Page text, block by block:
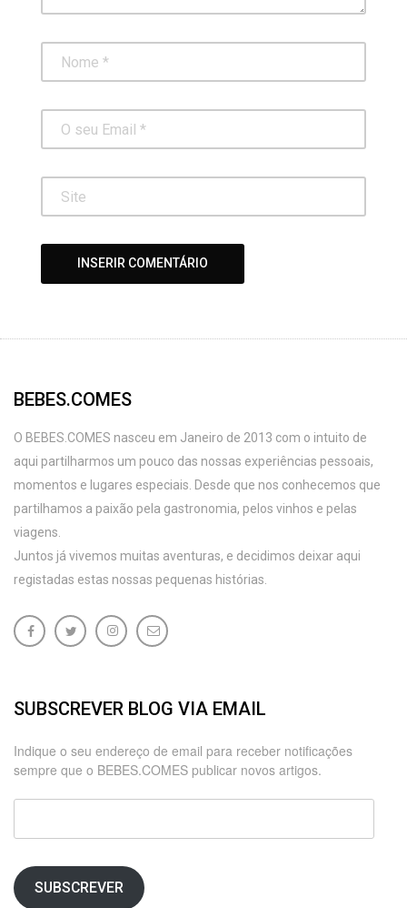
BEBES.COMES
O BEBES.COMES nasceu em Janeiro de 2013 com o intuito de
aqui partilharmos um pouco das nossas experiências pessoais,
momentos e lugares especiais. Desde que nos conhecemos que
partilhamos a paixão pela gastronomia, pelos vinhos e pelas
viagens.
Juntos já vivemos muitas aventuras, e decidimos deixar aqui
registadas estas nossas pequenas histórias.
SUBSCREVER BLOG VIA EMAIL
Indique o seu endereço de email para receber notificações
sempre que o BEBES.COMES publicar novos artigos.
Endereço
email
SUBSCREVER